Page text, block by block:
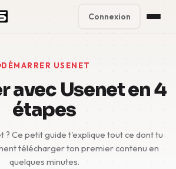
Connexion
DÉMARRER USENET
avec Usenet en 4
étapes
? Ce petit guide t'explique tout ce dont tu
télécharger ton premier contenu en
quelques minutes.